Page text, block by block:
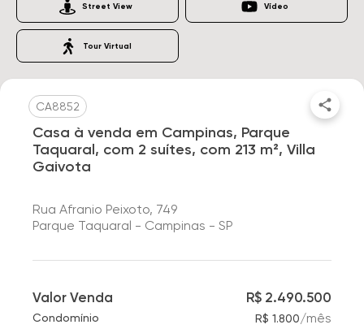
Street View Vídeo
Tour Virtual
CA8852
Casa à venda em Campinas, Parque
Taquaral, com 2 suítes, com 213 m², Villa
Gaivota
Rua Afranio Peixoto, 749
Parque Taquaral - Campinas - SP
Valor Venda R$ 2.490.500
Condomínio R$ 1.800/mês